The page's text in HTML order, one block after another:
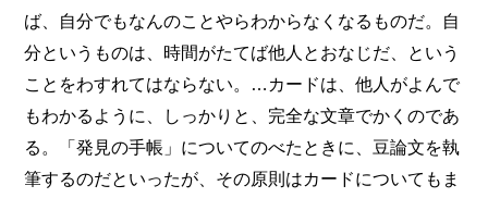
ば、自分でもなんのことやらわからなくなるものだ。自
分というものは、時間がたてば他人とおなじだ、という
ことをわすれてはならない。…カードは、他人がよんで
もわかるように、しっかりと、完全な文章でかくのであ
る。「発見の手帳」についてのべたときに、豆論文を執
筆するのだといったが、その原則はカードについてもま